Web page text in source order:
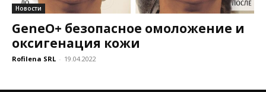
Новости
GeneO+ безопасное омоложение и
оксигенация кожи
Rofilena SRL - 19.04.2022